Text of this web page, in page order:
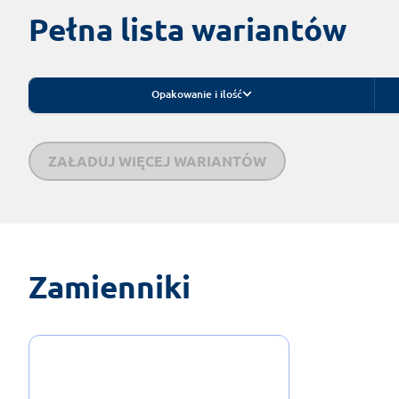
Pełna lista wariantów
Opakowanie i ilość
ZAŁADUJ WIĘCEJ WARIANTÓW
Zamienniki